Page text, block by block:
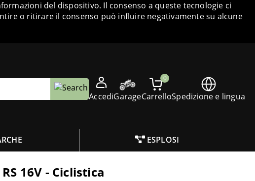
del dispositivo. Il consenso a queste tecnologie ci
o ritirare il consenso può influire negativamente su alcune
AccediGarage
0
CarrelloSpedizione e lingua
ESPLOSI
16V - Ciclistica